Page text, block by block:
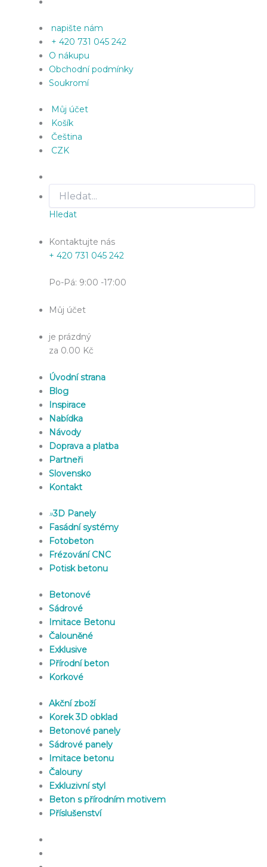
napište nám
+ 420 731 045 242
O nákupu
Obchodní podmínky
Soukromí
Můj účet
Košík
Čeština
CZK
Hledat
Kontaktujte nás
+ 420 731 045 242
Po-Pá: 9:00 -17:00
Můj účet
je prázdný
za 0.00 Kč
Úvodní strana
Blog
Inspirace
Nabídka
Návody
Doprava a platba
Partneři
Slovensko
Kontakt
»3D Panely
Fasádní systémy
Fotobeton
Frézování CNC
Potisk betonu
Betonové
Sádrové
Imitace Betonu
Čalouněné
Exklusive
Přírodní beton
Korkové
Akční zboží
Korek 3D obklad
Betonové panely
Sádrové panely
Imitace betonu
Čalouny
Exkluzivní styl
Beton s přírodním motivem
Příslušenství